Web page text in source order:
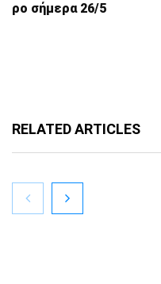
ρο σήμερα 26/5
RELATED ARTICLES